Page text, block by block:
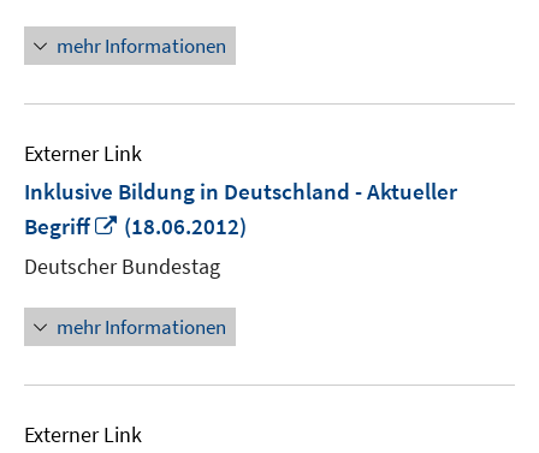
mehr Informationen
Externer Link
Inklusive Bildung in Deutschland - Aktueller
Begriff
In
neuem
Fenster
öffnen
(18.06.2012)
Deutscher Bundestag
mehr Informationen
Externer Link